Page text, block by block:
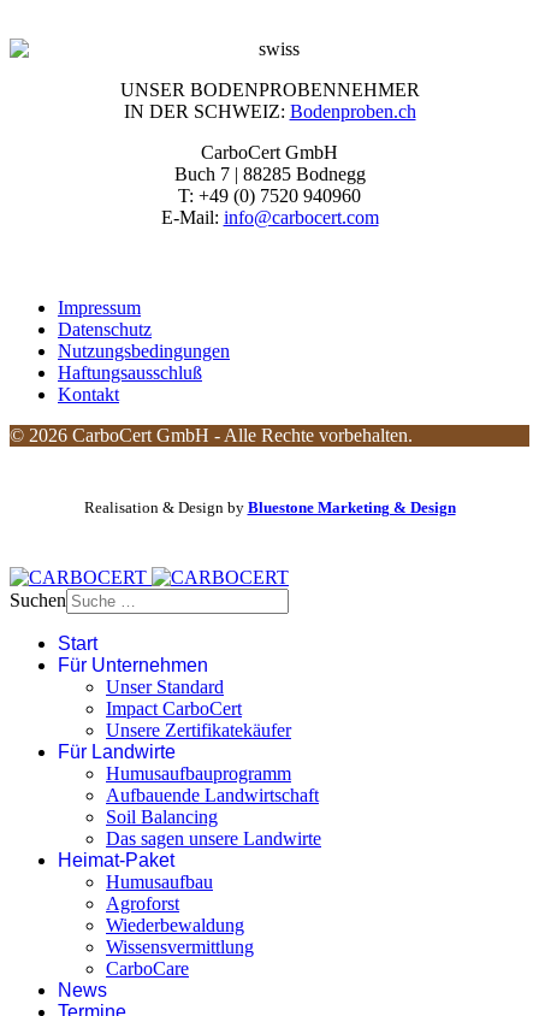
UNSER BODENPROBENNEHMER
IN DER SCHWEIZ: Bodenproben.ch
CarboCert GmbH
Buch 7 | 88285 Bodnegg
T: +49 (0) 7520 940960
E-Mail: info@carbocert.com
Impressum
Datenschutz
Nutzungsbedingungen
Haftungsausschluß
Kontakt
© 2026 CarboCert GmbH - Alle Rechte vorbehalten.
Realisation & Design by Bluestone Marketing & Design
Suchen
Start
Für Unternehmen
Unser Standard
Impact CarboCert
Unsere Zertifikatekäufer
Für Landwirte
Humusaufbauprogramm
Aufbauende Landwirtschaft
Soil Balancing
Das sagen unsere Landwirte
Heimat-Paket
Humusaufbau
Agroforst
Wiederbewaldung
Wissensvermittlung
CarboCare
News